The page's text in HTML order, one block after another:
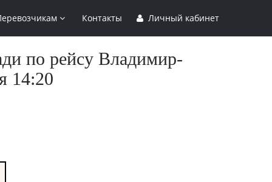
Контакты Личный кабинет
по рейсу Владимир-
14:20